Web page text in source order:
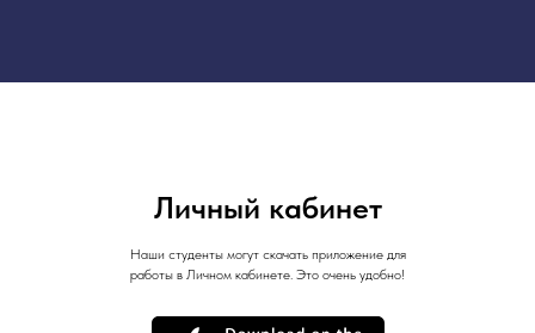
Личный кабинет
Наши студенты могут скачать приложение для
работы в Личном кабинете. Это очень удобно!